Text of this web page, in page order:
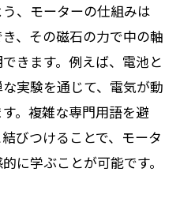
どんな構造で生まれ
ター仕組み小学校版
しく学ぶ仕組み入門
品でできているのか
るモーターの原理
、モーターの仕組みは
、その磁石の力で中の軸
きます。例えば、電池と
実験を通じて、電気が動
。複雑な専門用語を避
びつけることで、モータ
に学ぶことが可能です。